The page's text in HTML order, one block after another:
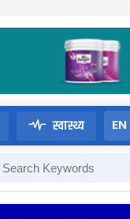
स्वास्थ्य EN